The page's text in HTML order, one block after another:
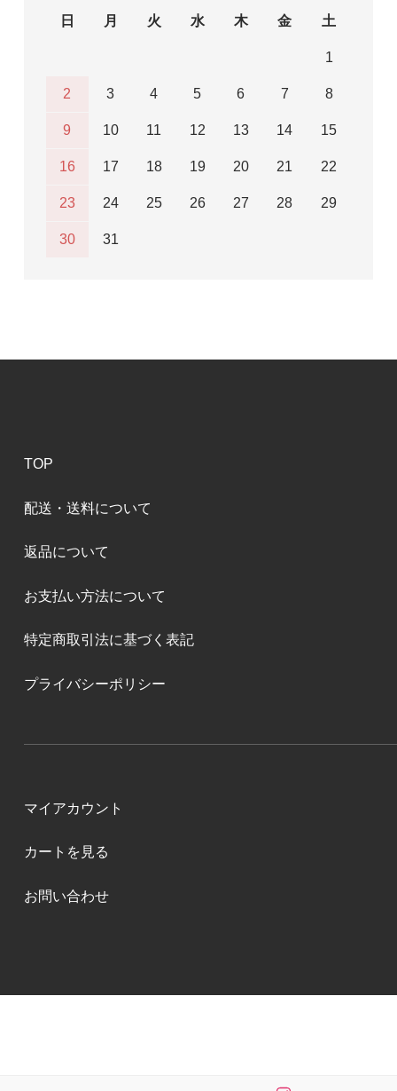
日
月 火 水 木 金 土
1
2 3 4 5 6 7 8
9 10 11 12 13 14 15
16 17 18 19 20 21 22
23 24 25 26 27 28 29
30 31
TOP
配送・送料について
返品について
お支払い方法について
特定商取引法に基づく表記
プライバシーポリシー
マイアカウント
カートを見る
お問い合わせ